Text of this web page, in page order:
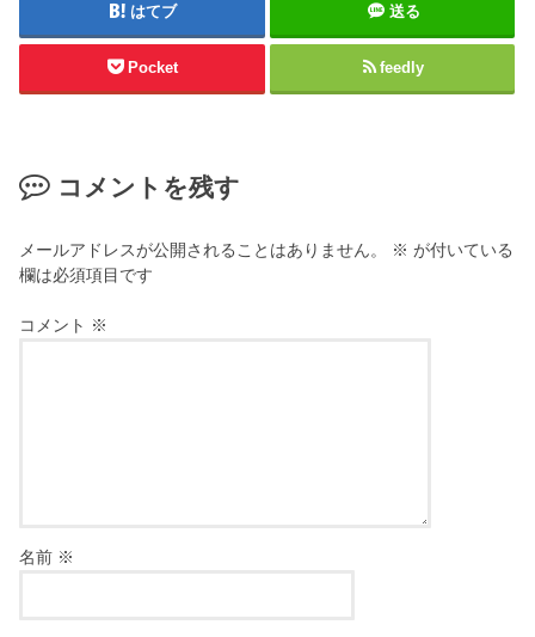
はてブ 送る
Pocket feedly
コメントを残す
メールアドレスが公開されることはありません。 ※ が付いている
欄は必須項目です
コメント ※
名前 ※